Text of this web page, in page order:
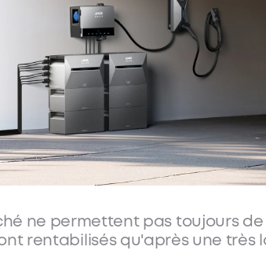
une
des tarifs
ne permettent pas toujours
rentabilisés qu'après une très